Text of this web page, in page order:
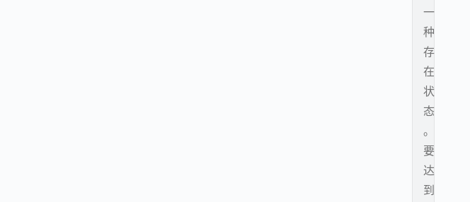
一
种
存
在
状
态
。
要
达
到